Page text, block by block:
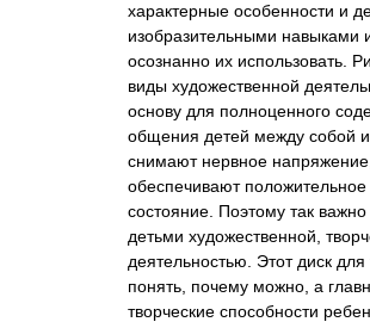
характерные особенности и
изобразительными навыками
осознанно их использовать.
виды художественной
основу для полноценного
общения детей между собой
снимают нервное напряжение,
обеспечивают
состояние. Поэтому так
детьми художественной,
деятельностью. Этот диск для
понять, почему можно, а
творческие способности